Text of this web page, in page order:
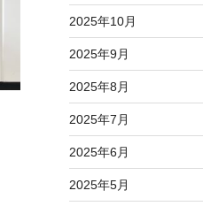
2025年10月
2025年9月
2025年8月
2025年7月
2025年6月
2025年5月